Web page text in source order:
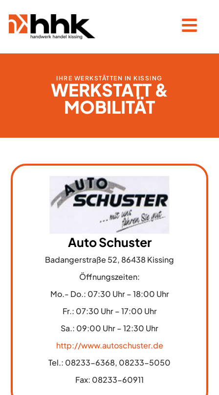
IHRE WERKSTÄTTEN IN KISSING
WERKSTATT &
MOBILITÄT
Auto Schuster
Badangerstraße 52, 86438 Kissing
Öffnungszeiten:
Mo.- Do.: 07:30 Uhr – 18:00 Uhr
Fr.: 07:30 Uhr – 17:00 Uhr
Sa.: 09:00 Uhr – 12:30 Uhr
http://www.autoschuster.de
Tel.: 08233-6368, 08233-5050
Fax: 08233-60911